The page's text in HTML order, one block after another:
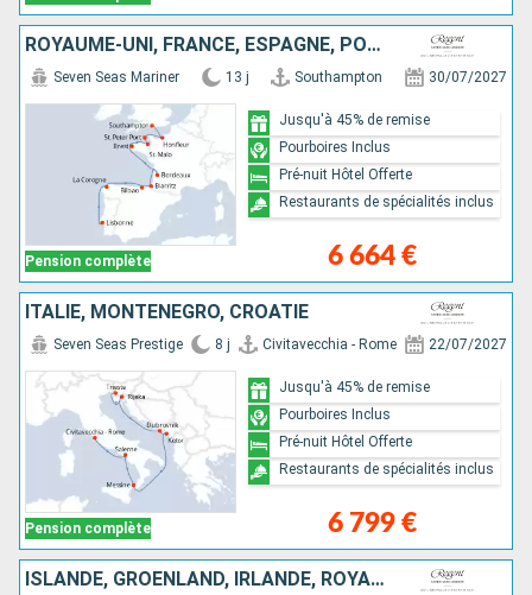
ROYAUME-UNI, FRANCE, ESPAGNE, PORTUGAL
Pension complète
Seven Seas Mariner 13 j Southampton 30/07/2027
6 664 €
Jusqu'à 45% de remise
Pourboires Inclus
Pré-nuit Hôtel Offerte
Restaurants de spécialités inclus
ITALIE, MONTÉNÉGRO, CROATIE
Pension complète
Seven Seas Prestige 8 j Civitavecchia - Rome 22/07/2027
6 799 €
Jusqu'à 45% de remise
Pourboires Inclus
Pré-nuit Hôtel Offerte
Restaurants de spécialités inclus
ISLANDE, GRÖENLAND, IRLANDE, ROYAUME-UNI